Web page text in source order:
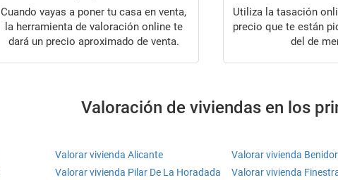
Cuando vayas a poner tu casa en venta,
la herramienta de valoración online te
dará un precio aproximado de venta.
Utiliza la tasación online para saber si el
precio que te están
del de
Valoración de viviendas en los
Valorar vivienda Alicante Valorar vivienda
Valorar vivienda Pilar De La Horadada Valorar vivienda